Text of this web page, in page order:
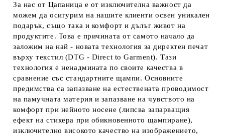
За нас от Цапаница е от изключителна важност да
можем да осигурим на нашите клиенти освен уникален
подарък, също така и комфорт и дълъг живот на
продуктите. Това е причината от самото начало да
заложим на най - новата технология за директен печат
върху текстил (DTG - Direct to Garment). Тази
технология е ненадмината по своите качества в
сравнение със стандартните щампи. Основните
предимства са запазване на естествената проводимост
на памучната материя и запазване на чувството на
комфорт при нейното носене (липсва запарващия
ефект на стикера при обикновенното щампиране),
изключително високото качество на изображението,